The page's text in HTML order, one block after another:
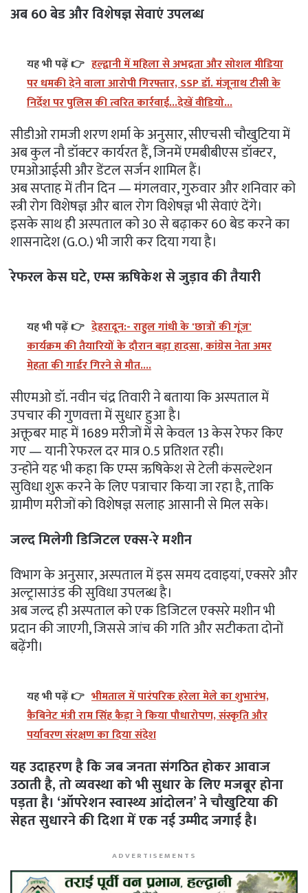
अब 60 बेड और विशेषज्ञ सेवाएं उपलब्ध
यह भी पढ़ें 👉 हल्द्वानी में महिला से अभद्रता और सोशल मीडिया
पर धमकी देने वाला आरोपी गिरफ्तार, SSP डॉ. मंजूनाथ टीसी के
निर्देश पर पुलिस की त्वरित कार्रवाई...देखें वीडियो...
सीडीओ रामजी शरण शर्मा के अनुसार, सीएचसी चौखुटिया में
अब कुल नौ डॉक्टर कार्यरत हैं, जिनमें एमबीबीएस डॉक्टर,
एमओआईसी और डेंटल सर्जन शामिल हैं।
अब सप्ताह में तीन दिन — मंगलवार, गुरुवार और शनिवार को
स्त्री रोग विशेषज्ञ और बाल रोग विशेषज्ञ भी सेवाएं देंगे।
इसके साथ ही अस्पताल को 30 से बढ़ाकर 60 बेड करने का
शासनादेश (G.O.) भी जारी कर दिया गया है।
रेफरल केस घटे, एम्स ऋषिकेश से जुड़ाव की तैयारी
यह भी पढ़ें 👉 देहरादून:- राहुल गांधी के 'छात्रों की गूंज'
कार्यक्रम की तैयारियों के दौरान बड़ा हादसा, कांग्रेस नेता अमर
मेहता की गार्डर गिरने से मौत....
सीएमओ डॉ. नवीन चंद्र तिवारी ने बताया कि अस्पताल में
उपचार की गुणवत्ता में सुधार हुआ है।
अक्तूबर माह में 1689 मरीजों में से केवल 13 केस रेफर किए
गए — यानी रेफरल दर मात्र 0.5 प्रतिशत रही।
उन्होंने यह भी कहा कि एम्स ऋषिकेश से टेली कंसल्टेशन
सुविधा शुरू करने के लिए पत्राचार किया जा रहा है, ताकि
ग्रामीण मरीजों को विशेषज्ञ सलाह आसानी से मिल सके।
जल्द मिलेगी डिजिटल एक्स-रे मशीन
विभाग के अनुसार, अस्पताल में इस समय दवाइयां, एक्सरे और
अल्ट्रासाउंड की सुविधा उपलब्ध है।
अब जल्द ही अस्पताल को एक डिजिटल एक्सरे मशीन भी
प्रदान की जाएगी, जिससे जांच की गति और सटीकता दोनों
बढ़ेंगी।
यह भी पढ़ें 👉 भीमताल में पारंपरिक हरेला मेले का शुभारंभ,
कैबिनेट मंत्री राम सिंह कैड़ा ने किया पौधारोपण, संस्कृति और
पर्यावरण संरक्षण का दिया संदेश
यह उदाहरण है कि जब जनता संगठित होकर आवाज
उठाती है, तो व्यवस्था को भी सुधार के लिए मजबूर होना
पड़ता है। ‘ऑपरेशन स्वास्थ्य आंदोलन’ ने चौखुटिया की
सेहत सुधारने की दिशा में एक नई उम्मीद जगाई है।
ADVERTISEMENTS